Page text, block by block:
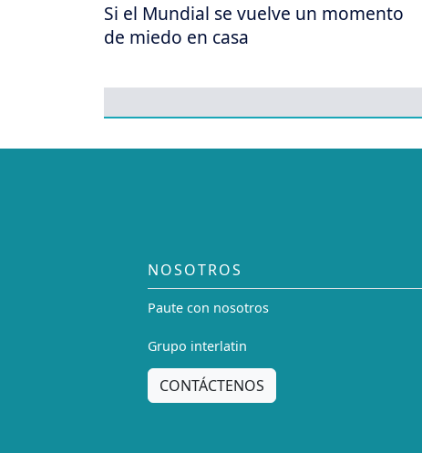
Si el Mundial se vuelve un momento
de miedo en casa
NOSOTROS
Paute con nosotros
Grupo interlatin
CONTÁCTENOS